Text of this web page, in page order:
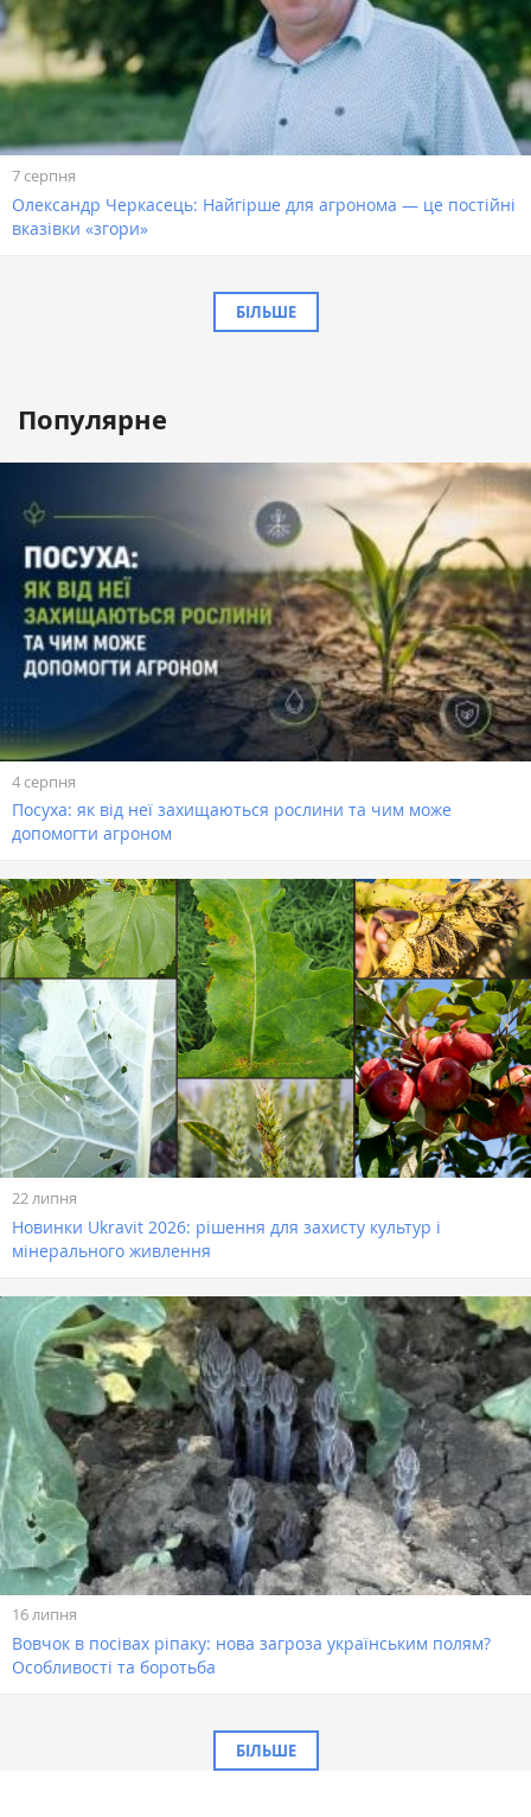
7 серпня
Олександр Черкасець: Найгірше для агронома — це постійні
вказівки «згори»
БІЛЬШЕ
Популярне
4 серпня
Посуха: як від неї захищаються рослини та чим може
допомогти агроном
22 липня
Новинки Ukravit 2026: рішення для захисту культур і
мінерального живлення
16 липня
Вовчок в посівах ріпаку: нова загроза українським полям?
Особливості та боротьба
БІЛЬШЕ